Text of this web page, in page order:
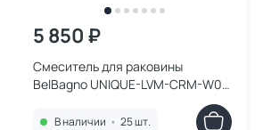
5 850 ₽
Смеситель для раковины
BelBagno UNIQUE-LVM-CRM-W0
В наличии • 25 шт.